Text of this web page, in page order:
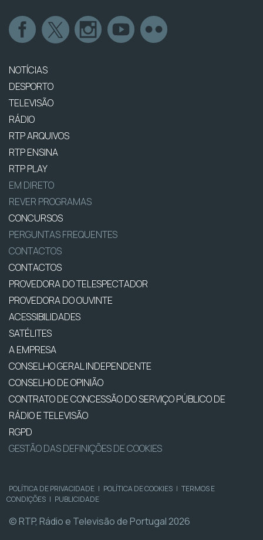
NOTÍCIAS
DESPORTO
TELEVISÃO
RÁDIO
RTP ARQUIVOS
RTP ENSINA
RTP PLAY
EM DIRETO
REVER PROGRAMAS
CONCURSOS
PERGUNTAS FREQUENTES
CONTACTOS
CONTACTOS
PROVEDORA DO TELESPECTADOR
PROVEDORA DO OUVINTE
ACESSIBILIDADES
SATÉLITES
A EMPRESA
CONSELHO GERAL INDEPENDENTE
CONSELHO DE OPINIÃO
CONTRATO DE CONCESSÃO DO SERVIÇO PÚBLICO DE
RÁDIO E TELEVISÃO
RGPD
GESTÃO DAS DEFINIÇÕES DE COOKIES
POLÍTICA DE PRIVACIDADE | POLÍTICA DE COOKIES | TERMOS E
CONDIÇÕES | PUBLICIDADE
© RTP, Rádio e Televisão de Portugal 2026